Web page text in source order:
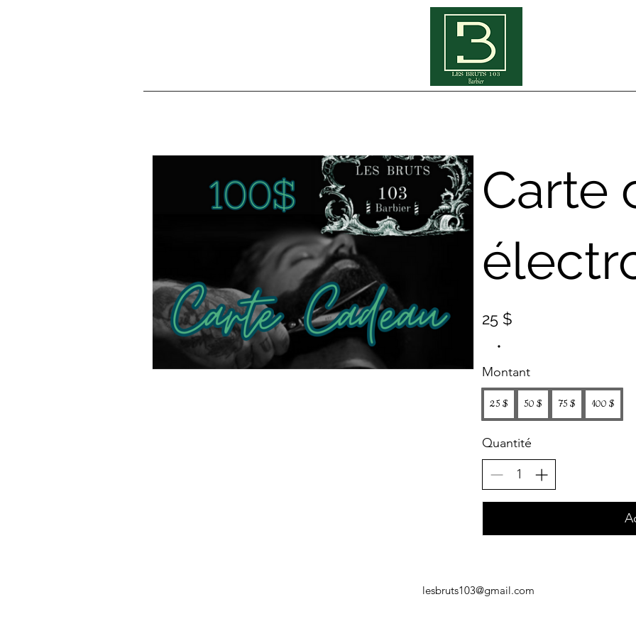
Carte
25 $
Montant
25 $ 50 $ 75 $ 100 $
Quantité
lesbruts103@gmail.com